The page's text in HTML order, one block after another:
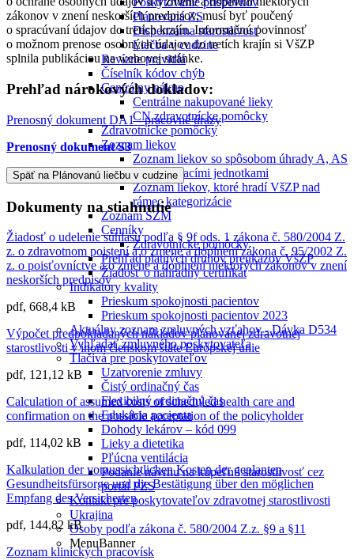
Plánovaná ZS
Dispenzárna starostlivosť
Liečba v cudzine
Revízne pravidlá
Číselník kódov chýb
Centrálny nákup
Centrálne nakupované lieky
CN zdravotnícke pomôcky
Zdravotnícke pomôcky
Zoznam liekov
Zoznam liekov so spôsobom úhrady A, AS
s vykazovacími jednotkami
Zoznam liekov, ktoré hradí VšZP nad
rámec kategorizácie
Zoznam ŠZM
Cenníky
Zdravotnícke pomôcky
Prehľad platných druhov preukazov VšZP
Žiadosť o náhradný certifikát
Indikátory kvality
Prieskum spokojnosti pacientov
Prieskum spokojnosti pacientov 2023
Aktuálny zoznam zmluvných vzťahov - Dávka D534
Vyhľadať zmluvného poskytovateľa
Tlačivá pre poskytovateľov
Uzatvorenie zmluvy
Čistý ordinačný čas
Flexibilný ordinačný čas
Edukácia pacienta
Dohody lekárov – kód 099
Lieky a dietetika
Pľúcna ventilácia
Podanie návrhu na kúpeľnú starostlivosť cez
portál PZS
Kontakt pre poskytovateľov zdravotnej starostlivosti
Ukrajina
Osoby podľa zákona č. 580/2004 Z.z. §9 a §11
MenuBanner
zákonov v znení neskorších predpisov, musí byť poučený
o spracúvaní údajov do tretích krajín. Informačnú povinnosť
o možnom prenose osobných údajov do tretích krajín si VšZP
splnila publikáciou na webovej stránke.
Prehľad nárokových dokladov:
Prenosný dokument DA1 - pracovné úrazy
Prenosný dokument S3
Dokumenty na stiahnutie
Žiadosť o udelenie súhlasu podľa § 9f ods. 1 zákona č. 580/2004 Z.
z. o zdravotnom poistení a o zmene a doplnení zákona č. 95/2002 Z.
z. o poisťovníctve a o zmene a doplnení niektorých zákonov v znení
neskorších predpisov
pdf, 668,4 kB
Výpočet predpokladaných nákladov plánovanej zdravotnej
starostlivosti v inom členskom štáte Európskej únie
pdf, 121,12 kB
Calculation of assumed costs of scheduled health care and
confirmation on the possible acceptation of the policyholder
pdf, 114,02 kB
Kalkulation der voraussichtlichen Kosten der geplanten
Gesundheitsfürsorge und die Bestätigung über den möglichen
Empfang des Versicherten
pdf, 144,82 kB
Zoznam klinických pracovísk